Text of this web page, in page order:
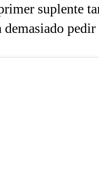
suplente
demasiado